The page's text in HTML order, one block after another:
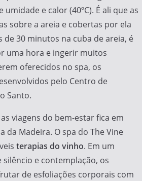
e calor (40ºC). É ali que as
sobre a areia e cobertas por ela
de 30 minutos na cuba de areia, é
uma hora e ingerir muitos
oferecidos no spa, os
pelo Centro de
Santo.
viagens do bem-estar fica em
da Madeira. O spa do The Vine
terapias do vinho. Em um
e contemplação, os
de esfoliações corporais com